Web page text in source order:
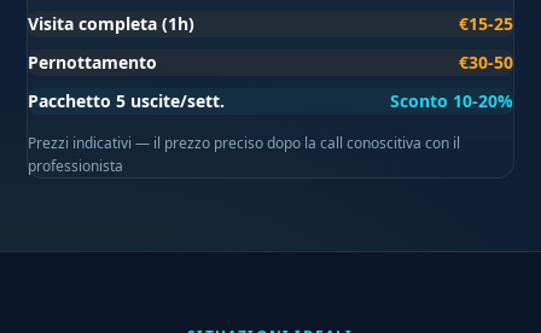
Visita completa (1h)
€15-25
Pernottamento
€30-50
Pacchetto 5 uscite/sett.
Sconto 10-20%
Prezzi indicativi — il prezzo preciso dopo la call conoscitiva con il
professionista